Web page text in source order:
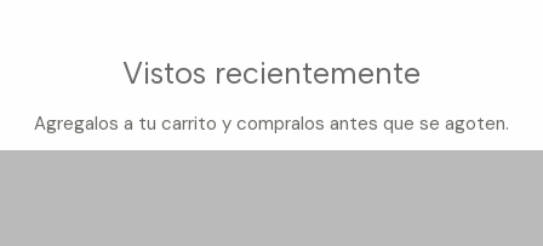
Vistos recientemente
Agregalos a tu carrito y compralos antes que se agoten.